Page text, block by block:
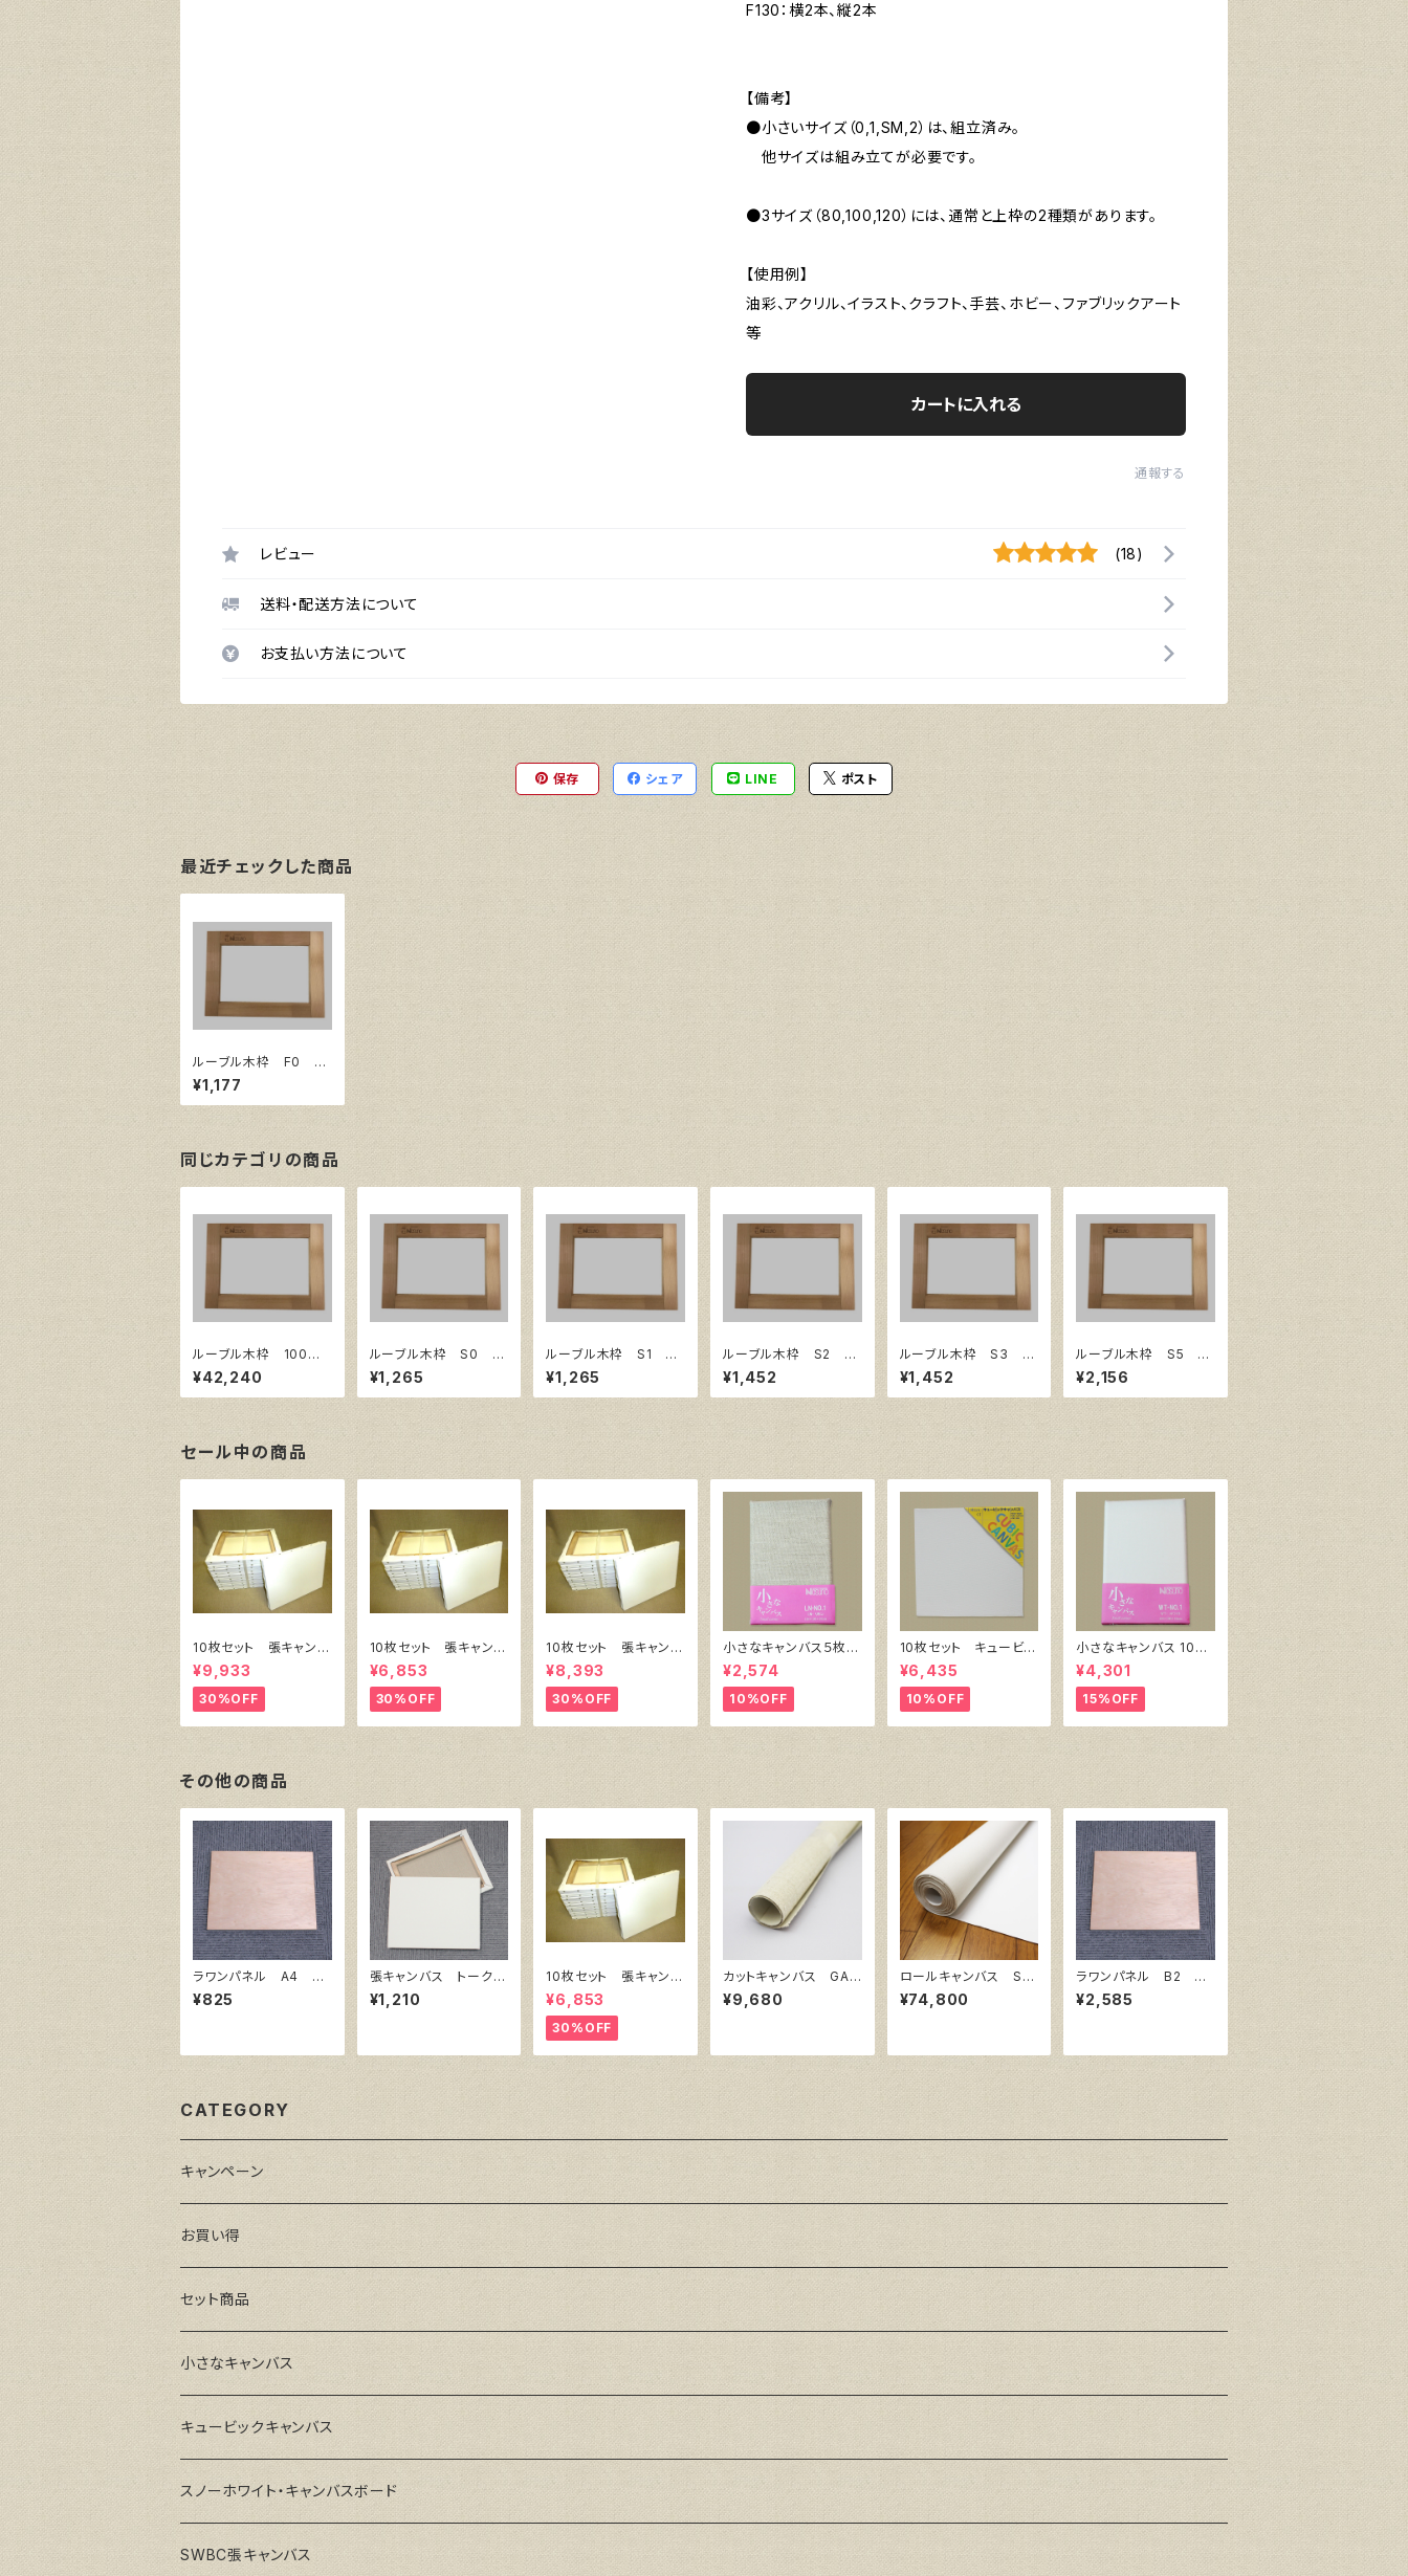
F130：横2本、縦2本
【備考】
●小さいサイズ（0,1,SM,2）は、組立済み。
他サイズは組み立てが必要です。
●3サイズ（80,100,120）には、通常と上枠の2種類があります。
【使用例】
油彩、アクリル、イラスト、クラフト、手芸、ホビー、ファブリックアート
等
カートに入れる
通報する
レビュー (18)
送料・配送方法について
お支払い方法について
保存 シェア LINE ポスト
最近チェックした商品
ルーブル木枠 F0 サ
イズ180㎜×140㎜
¥1,177
同じカテゴリの商品
ルーブル木枠 100
号 上枠
¥42,240
ルーブル木枠 S0 サ
イズ180㎜×180㎜
¥1,265
ルーブル木枠 S1 サ
イズ220㎜×220㎜
¥1,265
ルーブル木枠 S2 サ
イズ240㎜×240㎜
¥1,452
ルーブル木枠 S3 サ
イズ273㎜×273㎜
¥1,452
ルーブル木枠 S5 サ
イズ350㎜×350㎜
¥2,156
セール中の商品
10枚セット 張キャンバ
ス SnowWhite SPC
（綿・ポリエステル）F8
455㎜×380㎜
¥9,933
30%OFF
10枚セット 張キャンバ
ス SnowWhite SPC
（綿・ポリエステル）F4
333㎜×242㎜
¥6,853
30%OFF
10枚セット 張キャンバ
ス SnowWhite SPC
（綿・ポリエステル）F6
410㎜×318㎜
¥8,393
30%OFF
小さなキャンバス５枚セ
ット（麻キャンバス裏面
張り）
¥2,574
10%OFF
10枚セット キュービッ
ク・キャンバス白（縦150
㎜×横150㎜×厚38㎜）
¥6,435
10%OFF
小さなキャンバス 10枚
セット（ホワイト塗りキャ
ンバス張り）
¥4,301
15%OFF
その他の商品
ラワンパネル A4 29
7㎜×210㎜
¥825
張キャンバス トーク
ロ 赤SP SM 227
㎜×158㎜
¥1,210
10枚セット 張キャンバ
ス SnowWhite SPC
（綿・ポリエステル）F4
333㎜×242㎜
¥6,853
30%OFF
カットキャンバス GAE
RA F S50
¥9,680
ロールキャンバス Sn
ow White SPC 206
㎝巾×10m巻
¥74,800
ラワンパネル B2 72
8㎜×515㎜
¥2,585
CATEGORY
キャンペーン
お買い得
セット商品
小さなキャンバス
キュービックキャンバス
スノーホワイト・キャンバスボード
SWBC張キャンバス